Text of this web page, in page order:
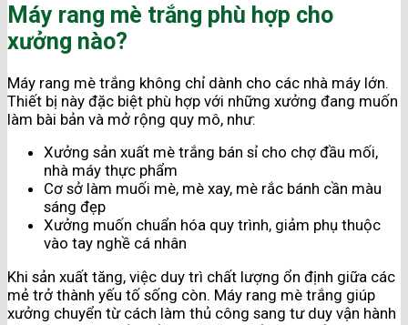
Máy rang mè trắng phù hợp cho
xưởng nào?
Máy rang mè trắng không chỉ dành cho các nhà máy lớn.
Thiết bị này đặc biệt phù hợp với những xưởng đang muốn
làm bài bản và mở rộng quy mô, như:
Xưởng sản xuất mè trắng bán sỉ cho chợ đầu mối,
nhà máy thực phẩm
Cơ sở làm muối mè, mè xay, mè rắc bánh cần màu
sáng đẹp
Xưởng muốn chuẩn hóa quy trình, giảm phụ thuộc
vào tay nghề cá nhân
Khi sản xuất tăng, việc duy trì chất lượng ổn định giữa các
mẻ trở thành yếu tố sống còn. Máy rang mè trắng giúp
xưởng chuyển từ cách làm thủ công sang tư duy vận hành